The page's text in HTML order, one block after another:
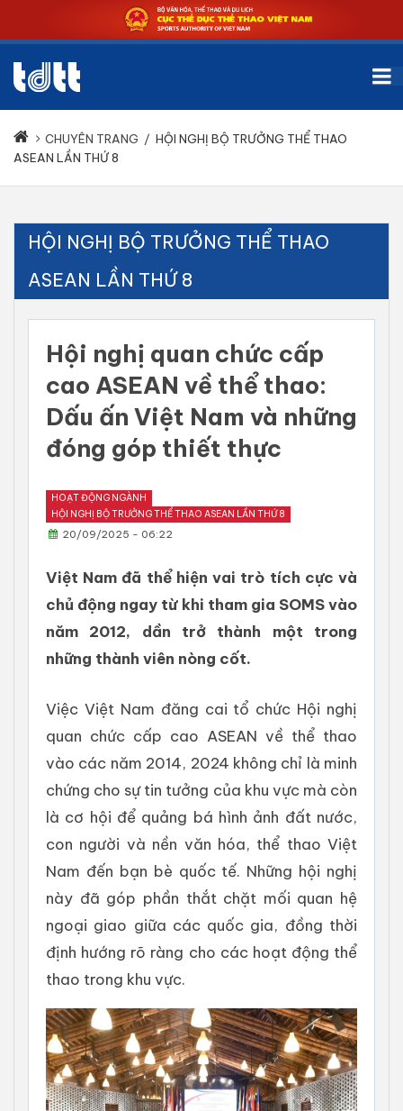
CHUYÊN TRANG / HỘI NGHỊ BỘ TRƯỞNG THỂ THAO
ASEAN LẦN THỨ 8
HỘI NGHỊ BỘ TRƯỞNG THỂ THAO
ASEAN LẦN THỨ 8
Hội nghị quan chức cấp
cao ASEAN về thể thao:
Dấu ấn Việt Nam và những
đóng góp thiết thực
HOẠT ĐỘNG NGÀNH
HỘI NGHỊ BỘ TRƯỞNG THỂ THAO ASEAN LẦN THỨ 8
20/09/2025 - 06:22
Việt Nam đã thể hiện vai trò tích cực và
chủ động ngay từ khi tham gia SOMS vào
năm 2012, dần trở thành một trong
những thành viên nòng cốt.
Việc Việt Nam đăng cai tổ chức Hội nghị
quan chức cấp cao ASEAN về thể thao
vào các năm 2014, 2024 không chỉ là minh
chứng cho sự tin tưởng của khu vực mà còn
là cơ hội để quảng bá hình ảnh đất nước,
con người và nền văn hóa, thể thao Việt
Nam đến bạn bè quốc tế. Những hội nghị
này đã góp phần thắt chặt mối quan hệ
ngoại giao giữa các quốc gia, đồng thời
định hướng rõ ràng cho các hoạt động thể
thao trong khu vực.